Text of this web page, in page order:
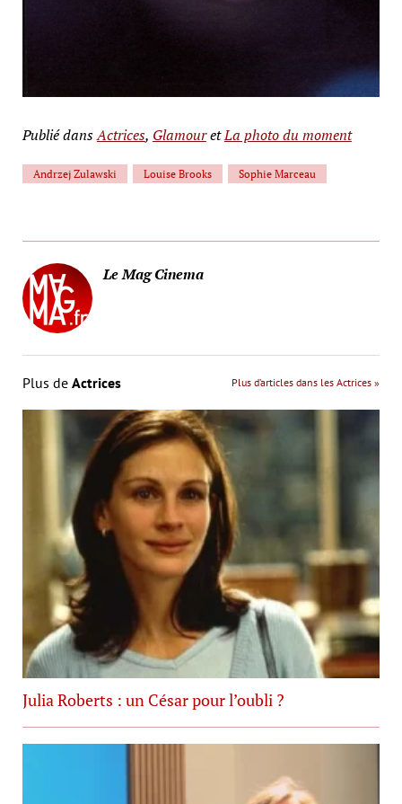
Publié dansActrices, GlamouretLa photo du moment
Andrzej Zulawski Louise Brooks Sophie Marceau
Le Mag Cinema
Plus de Actrices Plus d’articles dans les Actrices »
Julia Roberts : un César pour l’oubli ?